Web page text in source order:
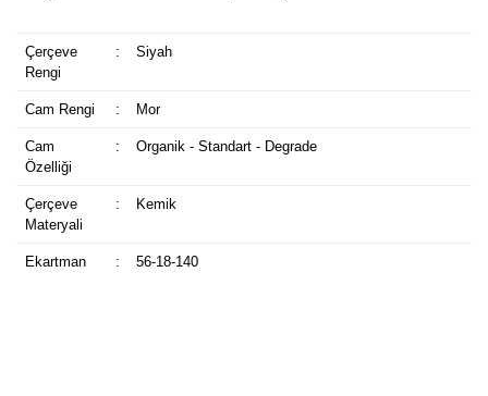
Çerçeve
Rengi
: Siyah
Cam Rengi : Mor
Cam
Özelliği
: Organik - Standart - Degrade
Çerçeve
Materyali
: Kemik
Ekartman : 56-18-140